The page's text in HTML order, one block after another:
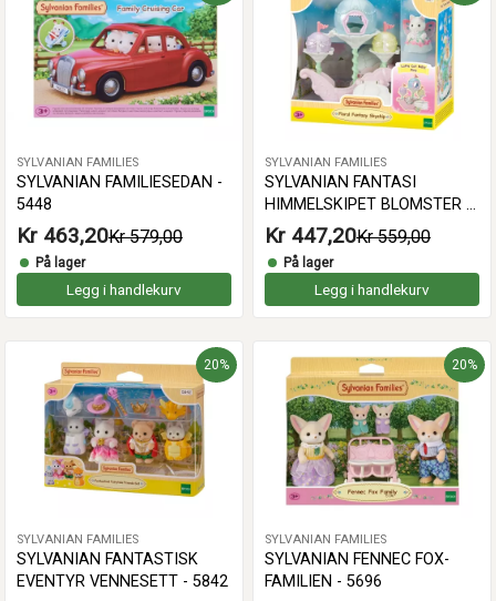
SYLVANIAN FAMILIES
SYLVANIAN FAMILIESEDAN -
5448
Kr 463,20Kr 579,00
På lager
Legg i handlekurv
SYLVANIAN FAMILIES
SYLVANIAN FANTASI
HIMMELSKIPET BLOMSTER -
5827
Kr 447,20Kr 559,00
På lager
Legg i handlekurv
20%
SYLVANIAN FAMILIES
SYLVANIAN FANTASTISK
EVENTYR VENNESETT - 5842
20%
SYLVANIAN FAMILIES
SYLVANIAN FENNEC FOX-
FAMILIEN - 5696